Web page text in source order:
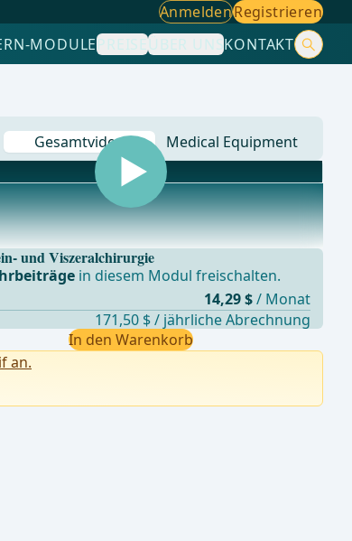
AnmeldenRegistrieren
MODULEPREISEÜBER UNSKONTAKT
Gesamtvideo Medical Equipment
und Viszeralchirurgie
in diesem Modul freischalten.
14,29 $ / Monat
171,50 $ / jährliche Abrechnung
In den Warenkorb
an.